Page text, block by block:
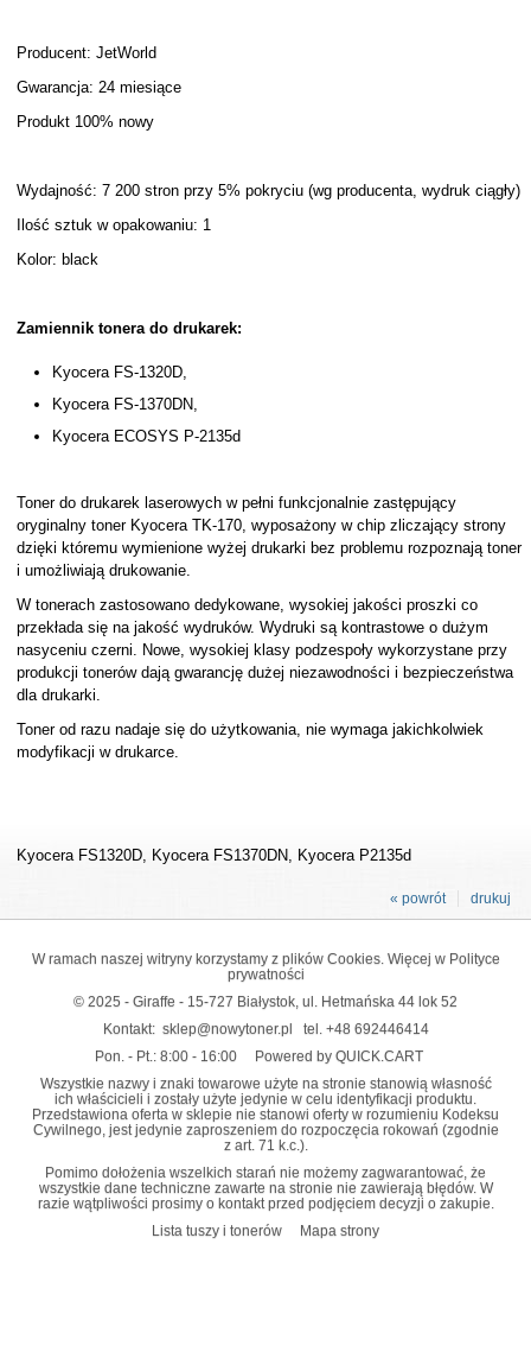
Producent: JetWorld
Gwarancja: 24 miesiące
Produkt 100% nowy
Wydajność: 7 200 stron przy 5% pokryciu (wg producenta, wydruk ciągły)
Ilość sztuk w opakowaniu: 1
Kolor: black
Zamiennik tonera do drukarek:
Kyocera FS-1320D,
Kyocera FS-1370DN,
Kyocera ECOSYS P-2135d
Toner do drukarek laserowych w pełni funkcjonalnie zastępujący
oryginalny toner Kyocera TK-170, wyposażony w chip zliczający strony
dzięki któremu wymienione wyżej drukarki bez problemu rozpoznają toner
i umożliwiają drukowanie.
W tonerach zastosowano dedykowane, wysokiej jakości proszki co
przekłada się na jakość wydruków. Wydruki są kontrastowe o dużym
nasyceniu czerni. Nowe, wysokiej klasy podzespoły wykorzystane przy
produkcji tonerów dają gwarancję dużej niezawodności i bezpieczeństwa
dla drukarki.
Toner od razu nadaje się do użytkowania, nie wymaga jakichkolwiek
modyfikacji w drukarce.
Kyocera FS1320D, Kyocera FS1370DN, Kyocera P2135d
drukuj
« powrót
W ramach naszej witryny korzystamy z plików Cookies. Więcej w Polityce
prywatności
© 2025 - Giraffe - 15-727 Białystok, ul. Hetmańska 44 lok 52
Kontakt: sklep@nowytoner.pl tel. +48 692446414
Pon. - Pt.: 8:00 - 16:00
Powered by QUICK.CART
Wszystkie nazwy i znaki towarowe użyte na stronie stanowią własność
ich właścicieli i zostały użyte jedynie w celu identyfikacji produktu.
Przedstawiona oferta w sklepie nie stanowi oferty w rozumieniu Kodeksu
Cywilnego, jest jedynie zaproszeniem do rozpoczęcia rokowań (zgodnie
z art. 71 k.c.).
Pomimo dołożenia wszelkich starań nie możemy zagwarantować, że
wszystkie dane techniczne zawarte na stronie nie zawierają błędów. W
razie wątpliwości prosimy o kontakt przed podjęciem decyzji o zakupie.
Lista tuszy i tonerów
Mapa strony